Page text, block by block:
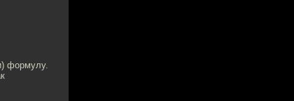
формулу.